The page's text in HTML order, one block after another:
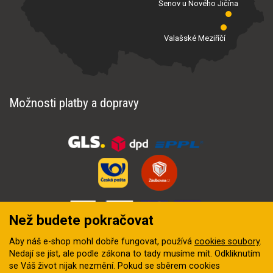
Valašské Meziříčí
Šenov u Nového Jičína
Možnosti platby a dopravy
Než budete pokračovat
Aby náš e-shop mohl dobře fungovat, používá cookies soubory.
Nedají se jíst, ale podle zákona to tady musíme mít. Odkliknutím
se Váš život nijak nezmění. Pokud se sběrem cookies